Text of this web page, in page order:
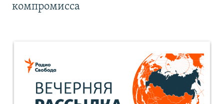
компромисса